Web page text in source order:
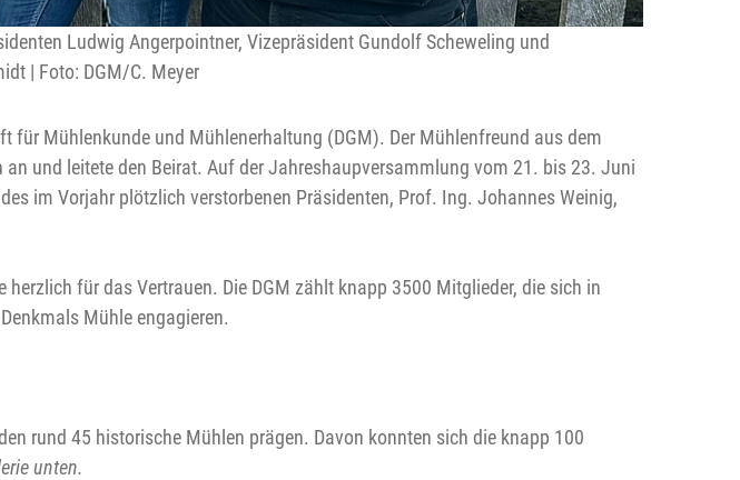
Ludwig Angerpointner, Vizepräsident Gundolf Scheweling und
| Foto: DGM/C. Meyer
für Mühlenkunde und Mühlenerhaltung (DGM). Der Mühlenfreund aus dem
und leitete den Beirat. Auf der Jahreshaupversammlung vom 21. bis 23. Juni
im Vorjahr plötzlich verstorbenen Präsidenten, Prof. Ing. Johannes Weinig,
für das Vertrauen. Die DGM zählt knapp 3500 Mitglieder, die sich in
Mühle engagieren.
rund 45 historische Mühlen prägen. Davon konnten sich die knapp 100
unten.